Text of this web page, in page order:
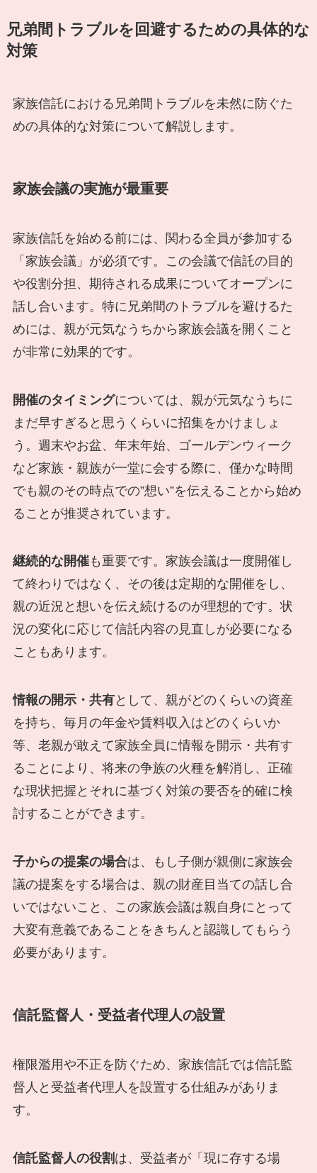
兄弟間トラブルを回避するための具体的な
対策
家族信託における兄弟間トラブルを未然に防ぐた
めの具体的な対策について解説します。
家族会議の実施が最重要
家族信託を始める前には、関わる全員が参加する
「家族会議」が必須です。この会議で信託の目的
や役割分担、期待される成果についてオープンに
話し合います。特に兄弟間のトラブルを避けるた
めには、親が元気なうちから家族会議を開くこと
が非常に効果的です。
開催のタイミングについては、親が元気なうちに
まだ早すぎると思うくらいに招集をかけましょ
う。週末やお盆、年末年始、ゴールデンウィーク
など家族・親族が一堂に会する際に、僅かな時間
でも親のその時点での”想い”を伝えることから始め
ることが推奨されています。
継続的な開催も重要です。家族会議は一度開催し
て終わりではなく、その後は定期的な開催をし、
親の近況と想いを伝え続けるのが理想的です。状
況の変化に応じて信託内容の見直しが必要になる
こともあります。
情報の開示・共有として、親がどのくらいの資産
を持ち、毎月の年金や賃料収入はどのくらいか
等、老親が敢えて家族全員に情報を開示・共有す
ることにより、将来の争族の火種を解消し、正確
な現状把握とそれに基づく対策の要否を的確に検
討することができます。
子からの提案の場合は、もし子側が親側に家族会
議の提案をする場合は、親の財産目当ての話し合
いではないこと、この家族会議は親自身にとって
大変有意義であることをきちんと認識してもらう
必要があります。
信託監督人・受益者代理人の設置
権限濫用や不正を防ぐため、家族信託では信託監
督人と受益者代理人を設置する仕組みがありま
す。
信託監督人の役割 は、受益者が「現に存する場